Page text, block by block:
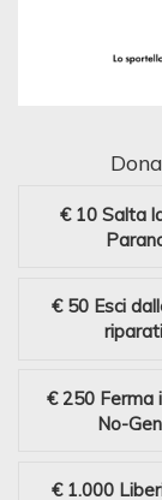
€ 10 Salta
€ 50 Esci
€ 250 Ferma
No-
€ 1.000